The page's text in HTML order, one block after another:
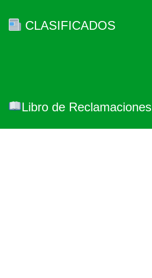
CLASIFICADOS
Libro de Reclamaciones